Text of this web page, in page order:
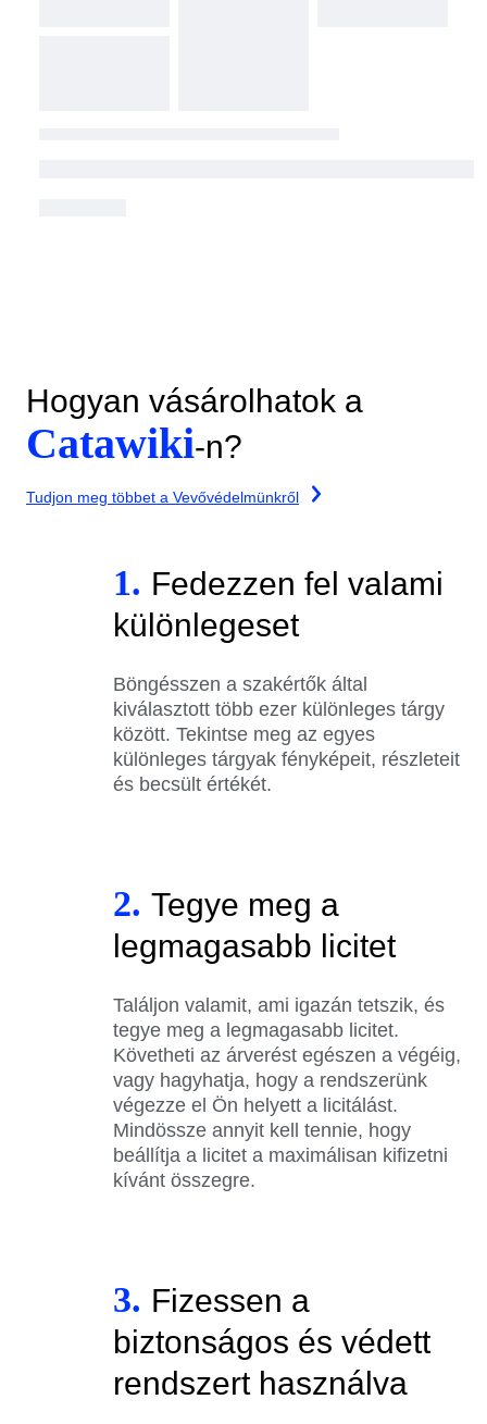
Hogyan vásárolhatok a
Catawiki-n?
Tudjon meg többet a Vevővédelmünkről
1. Fedezzen fel valami
különlegeset
Böngésszen a szakértők által
kiválasztott több ezer különleges tárgy
között. Tekintse meg az egyes
különleges tárgyak fényképeit, részleteit
és becsült értékét.
2. Tegye meg a
legmagasabb licitet
Találjon valamit, ami igazán tetszik, és
tegye meg a legmagasabb licitet.
Követheti az árverést egészen a végéig,
vagy hagyhatja, hogy a rendszerünk
végezze el Ön helyett a licitálást.
Mindössze annyit kell tennie, hogy
beállítja a licitet a maximálisan kifizetni
kívánt összegre.
3. Fizessen a
biztonságos és védett
rendszert használva